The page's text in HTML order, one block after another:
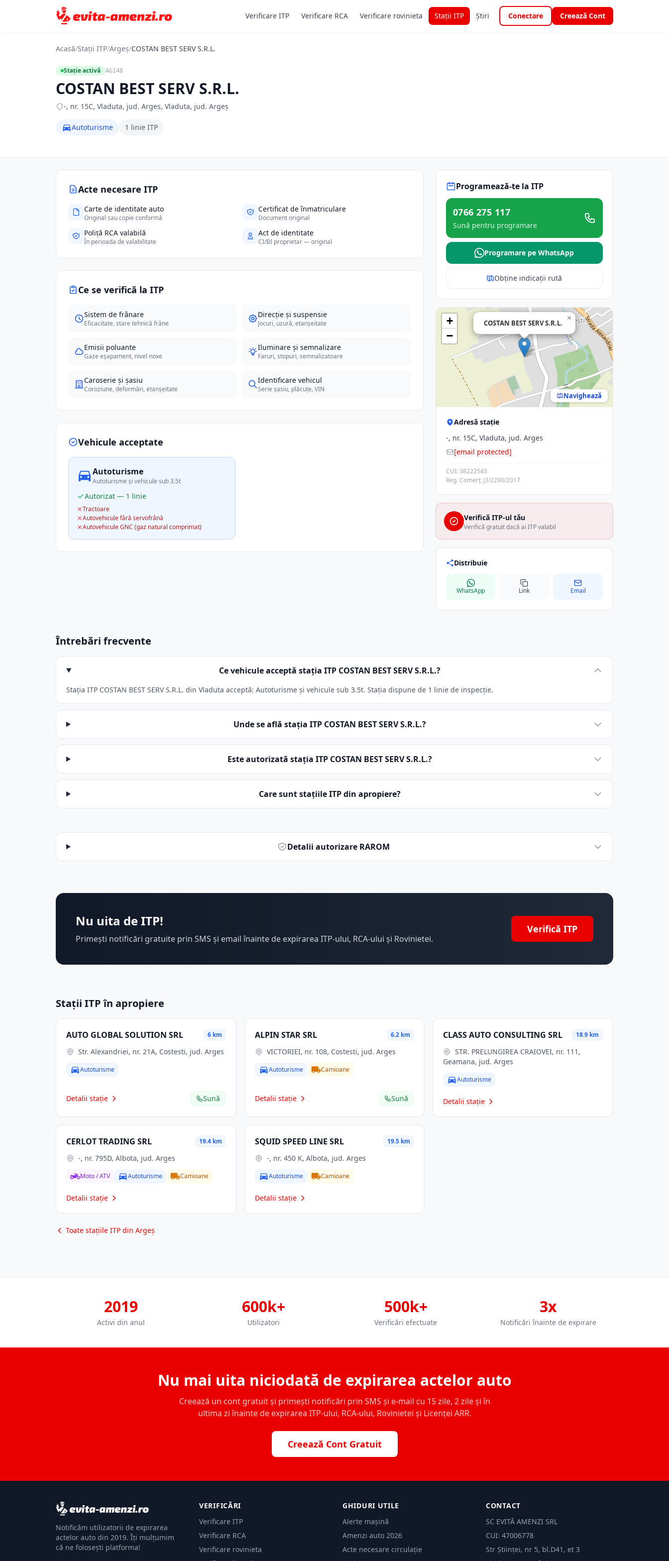
Verificare ITP Verificare RCA Verificare rovinieta Stații ITP Știri Conectare Creează Cont
Acasă/Stații ITP/Argeș/COSTAN BEST SERV S.R.L.
Stație activă AG140
COSTAN BEST SERV S.R.L.
-, nr. 15C, Vladuta, jud. Arges, Vladuta, jud. Argeș
Autoturisme 1 linie ITP
Acte necesare ITP
Carte de identitate auto
Original sau copie conformă
Certificat de înmatriculare
Document original
Poliță RCA valabilă
În perioada de valabilitate
Act de identitate
CI/BI proprietar — original
Ce se verifică la ITP
Sistem de frânare
Eficacitate, stare tehnică frâne
Direcție și suspensie
Jocuri, uzură, etanșeitate
Emisii poluante
Gaze eșapament, nivel noxe
Iluminare și semnalizare
Faruri, stopuri, semnalizatoare
Caroserie și șasiu
Coroziune, deformări, etanșeitate
Identificare vehicul
Serie șasiu, plăcuțe, VIN
Vehicule acceptate
Autoturisme
Autoturisme și vehicule sub 3.5t
Autorizat — 1 linie
Tractoare
Autovehicule fără servofrână
Autovehicule GNC (gaz natural comprimat)
Programează-te la ITP
0766 275 117
Sună pentru programare
Programare pe WhatsApp
Obține indicații rută
COSTAN BEST SERV S.R.L.
×
+
−
Navighează
Adresă stație
-, nr. 15C, Vladuta, jud. Arges
[email protected]
CUI: 38222543
Reg. Comerț: J3/2290/2017
Verifică ITP-ul tău
Verifică gratuit dacă ai ITP valabil
Distribuie
WhatsApp Link Email
Întrebări frecvente
Ce vehicule acceptă stația ITP COSTAN BEST SERV S.R.L.?
Stația ITP COSTAN BEST SERV S.R.L. din Vladuta acceptă: Autoturisme și vehicule sub 3.5t. Stația dispune de 1 linie de inspecție.
Unde se află stația ITP COSTAN BEST SERV S.R.L.?
Este autorizată stația ITP COSTAN BEST SERV S.R.L.?
Care sunt stațiile ITP din apropiere?
Detalii autorizare RAROM
Nu uita de ITP!
Primești notificări gratuite prin SMS și email înainte de expirarea ITP-ului, RCA-ului și Rovinietei.
Verifică ITP
Stații ITP în apropiere
AUTO GLOBAL SOLUTION SRL 6 km
Str. Alexandriei, nr. 21A, Costesti, jud. Arges
Autoturisme
Detalii stație Sună
ALPIN STAR SRL 6.2 km
VICTORIEI, nr. 108, Costesti, jud. Arges
Autoturisme Camioane
Detalii stație Sună
CLASS AUTO CONSULTING SRL 18.9 km
STR. PRELUNGIREA CRAIOVEI, nr. 111,
Geamana, jud. Arges
Autoturisme
Detalii stație
CERLOT TRADING SRL 19.4 km
-, nr. 795D, Albota, jud. Arges
Moto / ATV Autoturisme Camioane
Detalii stație
SQUID SPEED LINE SRL 19.5 km
-, nr. 450 K, Albota, jud. Arges
Autoturisme Camioane
Detalii stație
Toate stațiile ITP din Argeș
2019
Activi din anul
600k+
Utilizatori
500k+
Verificări efectuate
3x
Notificări înainte de expirare
Nu mai uita niciodată de expirarea actelor auto
Creează un cont gratuit și primești notificări prin SMS și e-mail cu 15 zile, 2 zile și în
ultima zi înainte de expirarea ITP-ului, RCA-ului, Rovinietei și Licenței ARR.
Creează Cont Gratuit
Notificăm utilizatorii de expirarea
actelor auto din 2019. Îți mulțumim
că ne folosești platforma!
VERIFICĂRI
Verificare ITP
Verificare RCA
Verificare rovinieta
GHIDURI UTILE
Alerte mașină
Amenzi auto 2026
Acte necesare circulație
CONTACT
SC EVITĂ AMENZI SRL
CUI: 47006778
Str Științei, nr 5, bl.D41, et 3